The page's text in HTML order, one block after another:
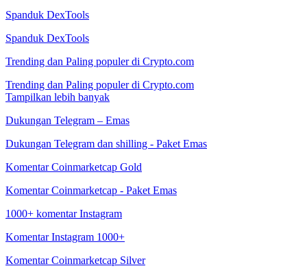
Spanduk DexTools
Spanduk DexTools
Trending dan Paling populer di Crypto.com
Trending dan Paling populer di Crypto.com
Tampilkan lebih banyak
Dukungan Telegram – Emas
Dukungan Telegram dan shilling - Paket Emas
Komentar Coinmarketcap Gold
Komentar Coinmarketcap - Paket Emas
1000+ komentar Instagram
Komentar Instagram 1000+
Komentar Coinmarketcap Silver